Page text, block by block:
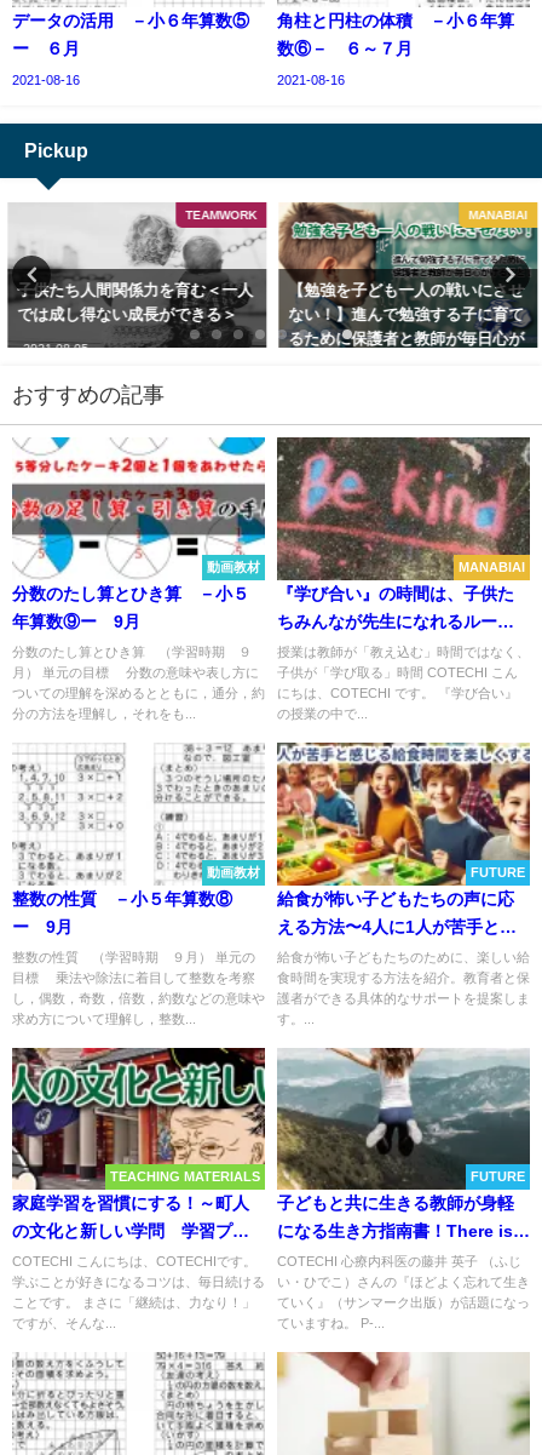
データの活用 －小６年算数⑤
ー ６月
2021-08-16
角柱と円柱の体積 －小６年算
数⑥－ ６～７月
2021-08-16
Pickup
TEAMWORK
子供たち人間関係力を育む＜一人
では成し得ない成長ができる＞
2021-08-05
MANABIAI
【勉強を子ども一人の戦いにさせ
ない！】進んで勉強する子に育て
るために保護者と教師が毎日心が
おすすめの記事
動画教材
分数のたし算とひき算 －小５
年算数⑨ー 9月
分数のたし算とひき算 （学習時期 ９
月） 単元の目標 分数の意味や表し方に
ついての理解を深めるとともに，通分，約
分の方法を理解し，それをも...
MANABIAI
『学び合い』の時間は、子供た
ちみんなが先生になれるルール
作りを！
授業は教師が「教え込む」時間ではなく、
子供が「学び取る」時間 COTECHI こん
にちは、COTECHI です。 『学び合い』
の授業の中で...
動画教材
整数の性質 －小５年算数⑧
ー 9月
整数の性質 （学習時期 ９月） 単元の
目標 乗法や除法に着目して整数を考察
し，偶数，奇数，倍数，約数などの意味や
求め方について理解し，整数...
FUTURE
給食が怖い子どもたちの声に応
える方法〜4人に1人が苦手と感
じる給食時間を楽しくするため
に〜
給食が怖い子どもたちのために、楽しい給
食時間を実現する方法を紹介。教育者と保
護者ができる具体的なサポートを提案しま
す。...
TEACHING MATERIALS
家庭学習を習慣にする！～町人
の文化と新しい学問 学習プリ
ント＜家庭学習キョウコレ.09＞
～
COTECHI こんにちは、COTECHIです。
学ぶことが好きになるコツは、毎日続ける
ことです。 まさに「継続は、力なり！」
ですが、そんな...
FUTURE
子どもと共に生きる教師が身軽
になる生き方指南書！There is
always only now in front of
you！
COTECHI 心療内科医の藤井 英子 （ふじ
い・ひでこ）さんの『ほどよく忘れて生き
ていく』（サンマーク出版）が話題になっ
ていますね。 P-...